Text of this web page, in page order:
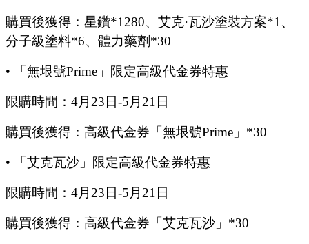
購買後獲得：星鑽*1280、艾克·瓦沙塗裝方案*1、
分子級塗料*6、體力藥劑*30
• 「無垠號Prime」限定高級代金券特惠
限購時間： 4月 23 日-5月 21 日
購買後獲得：高級代金券「無垠號Prime」*30
• 「艾克瓦沙」限定高級代金券特惠
限購時間： 4月 23 日-5月 21 日
購買後獲得：高級代金券「艾克瓦沙」 *30